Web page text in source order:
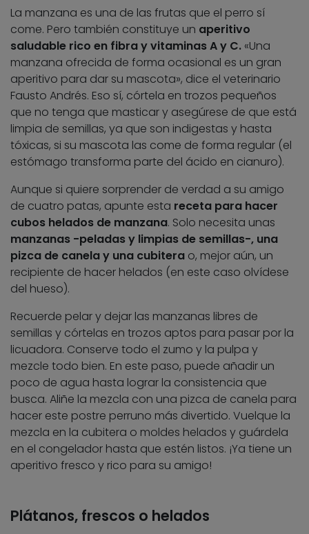
La manzana es una de las frutas que el perro sí
come. Pero también constituye un aperitivo
saludable rico en fibra y vitaminas A y C. «Una
manzana ofrecida de forma ocasional es un gran
aperitivo para dar su mascota», dice el veterinario
Fausto Andrés. Eso sí, córtela en trozos pequeños
que no tenga que masticar y asegúrese de que está
limpia de semillas, ya que son indigestas y hasta
tóxicas, si su mascota las come de forma regular (el
estómago transforma parte del ácido en cianuro).
Aunque si quiere sorprender de verdad a su amigo
de cuatro patas, apunte esta receta para hacer
cubos helados de manzana. Solo necesita unas
manzanas -peladas y limpias de semillas-, una
pizca de canela y una cubitera o, mejor aún, un
recipiente de hacer helados (en este caso olvídese
del hueso).
Recuerde pelar y dejar las manzanas libres de
semillas y córtelas en trozos aptos para pasar por la
licuadora. Conserve todo el zumo y la pulpa y
mezcle todo bien. En este paso, puede añadir un
poco de agua hasta lograr la consistencia que
busca. Aliñe la mezcla con una pizca de canela para
hacer este postre perruno más divertido. Vuelque la
mezcla en la cubitera o moldes helados y guárdela
en el congelador hasta que estén listos. ¡Ya tiene un
aperitivo fresco y rico para su amigo!
Plátanos, frescos o helados